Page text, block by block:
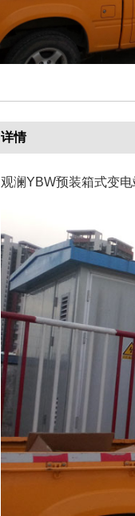
详情
观澜YBW预装箱式变电